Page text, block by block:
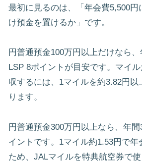
最初に見るのは、「年会費5,500円
け預金を置けるか」です。
円普通預金100万円以上だけなら
LSP 8ポイントが目安です。マイ
収するには、1マイルを約3.82円以
ります。
円普通預金300万円以上なら、年
イントです。1マイル約1.53円で年
ため、JALマイルを特典航空券で